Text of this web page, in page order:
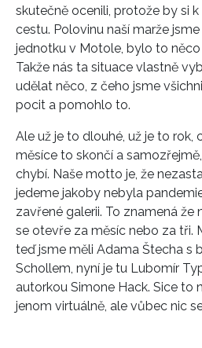
skutečně ocenili, protože by si
cestu. Polovinu naší marže
jednotku v Motole, bylo to něco
Takže nás ta situace vlastně
udělat něco, z čeho jsme
pocit a pomohlo to.
Ale už je to dlouhé, už je to rok,
měsíce to skončí a
chybí. Naše motto je, že
jedeme jakoby nebyla
zavřené galerii. To znamená že
se otevře za měsíc nebo za tři.
teď jsme měli Adama Štecha s
Schollem, nyní je tu Lubomír
autorkou Simone Hack. Sice to
jenom virtuálně, ale vůbec nic